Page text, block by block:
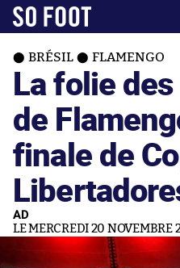
BRÉSIL FLAMENGO
La folie
de
finale de
AD
LE MERCREDI 20 NOVEMBRE